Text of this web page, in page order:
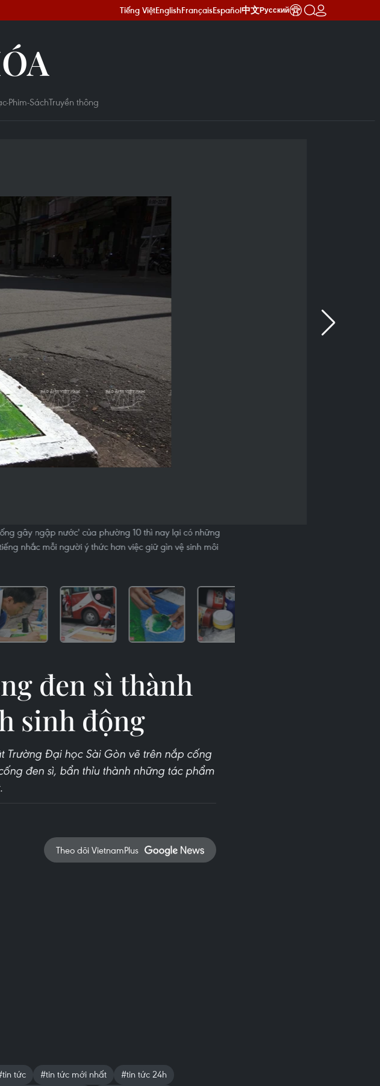
Tiếng ViệtEnglishFrançaisEspañol中文Русский
Phim-SáchTruyền thông
gây ngập nước' của phường 10 thì nay lại có những
nhắc mỗi người ý thức hơn việc giữ gìn vệ sinh môi
đen sì thành
sinh động
Đại học Sài Gòn vẽ trên nắp cống
đen sì, bẩn thỉu thành những tác phẩm
Theo dõi VietnamPlus
tức #tin tức mới nhất
#tin tức 24h